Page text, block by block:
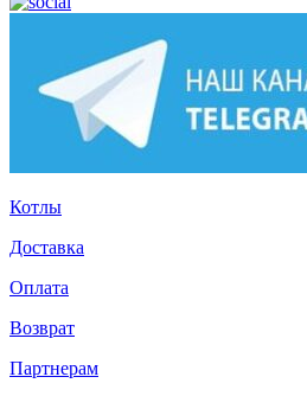
Котлы
Доставка
Оплата
Возврат
Партнерам